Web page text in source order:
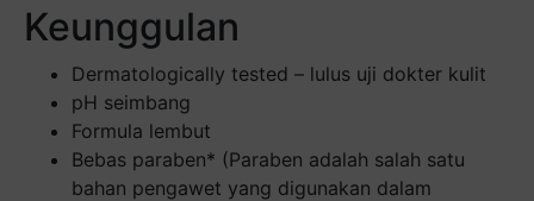
Keunggulan
Dermatologically tested – lulus uji dokter kulit
pH seimbang
Formula lembut
Bebas paraben* (Paraben adalah salah satu
bahan pengawet yang digunakan dalam